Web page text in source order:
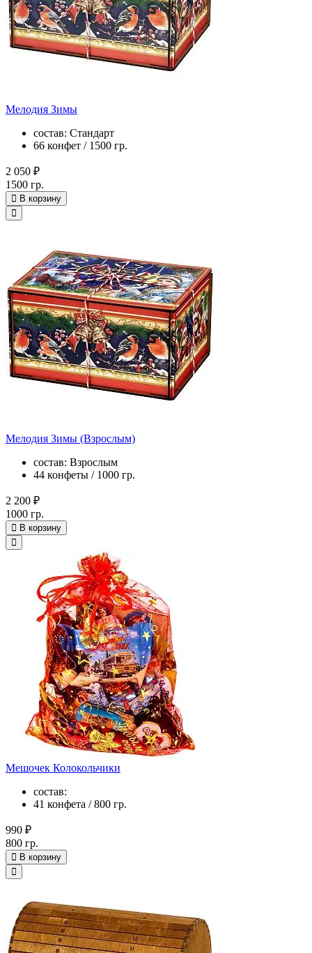
Мелодия Зимы
состав: Стандарт
66 конфет / 1500 гр.
2 050 ₽
1500 гр.
В корзину
Мелодия Зимы (Взрослым)
состав: Взрослым
44 конфеты / 1000 гр.
2 200 ₽
1000 гр.
В корзину
Мешочек Колокольчики
состав:
41 конфета / 800 гр.
990 ₽
800 гр.
В корзину